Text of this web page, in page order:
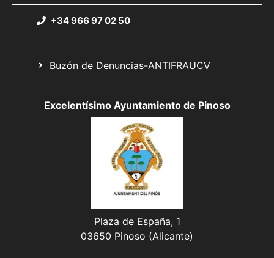
+34 966 97 02 50
Buzón de Denuncias-ANTIFRAUCV
Excelentísimo Ayuntamiento de Pinoso
Plaza de España, 1
03650 Pinoso (Alicante)